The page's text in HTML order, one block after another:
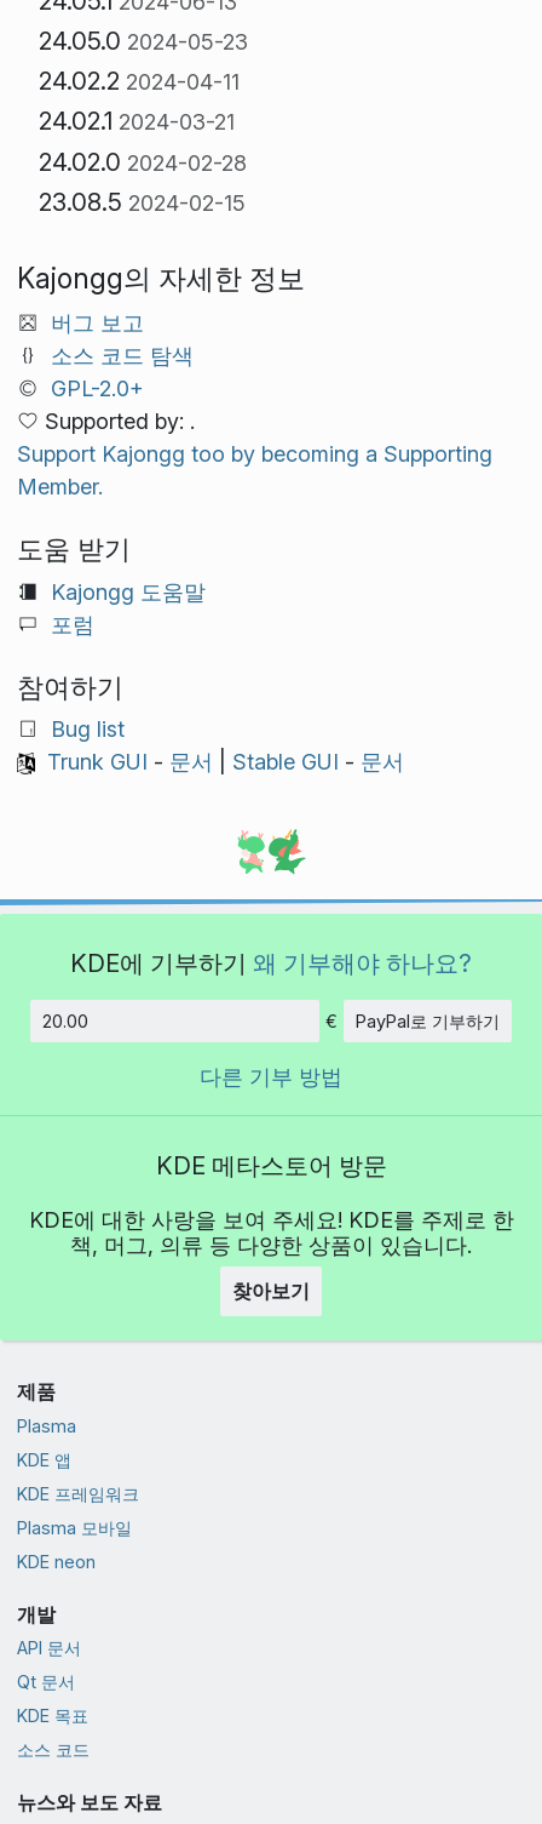
24.05.0 2024-05-23
24.02.2 2024-04-11
24.02.1 2024-03-21
24.02.0 2024-02-28
23.08.5 2024-02-15
Kajongg의 자세한 정보
버그 보고
소스 코드 탐색
GPL-2.0+
Supported by: .
Support Kajongg too by becoming a Supporting
Member.
도움 받기
Kajongg 도움말
포럼
참여하기
Bug list
Trunk GUI - 문서 Stable GUI - 문서
KDE에 기부하기 왜 기부해야 하나요?
€ PayPal로 기부하기
다른 기부 방법
KDE 메타스토어 방문
KDE에 대한 사랑을 보여 주세요! KDE를 주제로 한
책, 머그, 의류 등 다양한 상품이 있습니다.
찾아보기
제품
Plasma
KDE 앱
KDE 프레임워크
Plasma 모바일
KDE neon
개발
API 문서
Qt 문서
KDE 목표
소스 코드
뉴스와 보도 자료